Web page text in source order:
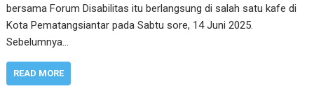
bersama Forum Disabilitas itu berlangsung di salah satu kafe di
Kota Pematangsiantar pada Sabtu sore, 14 Juni 2025.
Sebelumnya…
READ MORE